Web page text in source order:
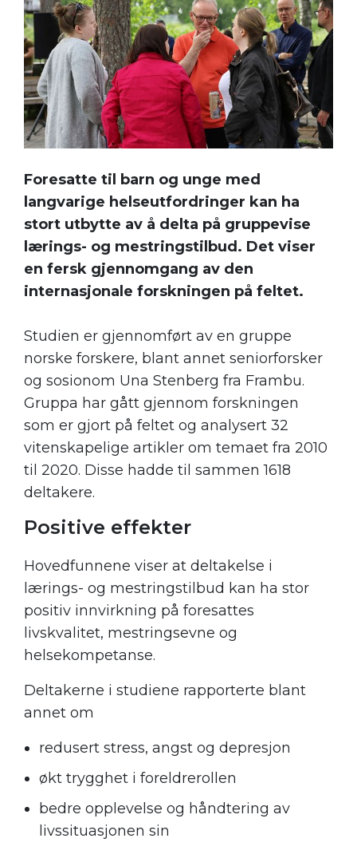
Foresatte til barn og unge med
langvarige helseutfordringer kan ha
stort utbytte av å delta på gruppevise
lærings- og mestringstilbud. Det viser
en fersk gjennomgang av den
internasjonale forskningen på feltet.
Studien er gjennomført av en gruppe
norske forskere, blant annet seniorforsker
og sosionom Una Stenberg fra Frambu.
Gruppa har gått gjennom forskningen
som er gjort på feltet og analysert 32
vitenskapelige artikler om temaet fra 2010
til 2020. Disse hadde til sammen 1618
deltakere.
Positive effekter
Hovedfunnene viser at deltakelse i
lærings- og mestringstilbud kan ha stor
positiv innvirkning på foresattes
livskvalitet, mestringsevne og
helsekompetanse.
Deltakerne i studiene rapporterte blant
annet om
redusert stress, angst og depresjon
økt trygghet i foreldrerollen
bedre opplevelse og håndtering av
livssituasjonen sin